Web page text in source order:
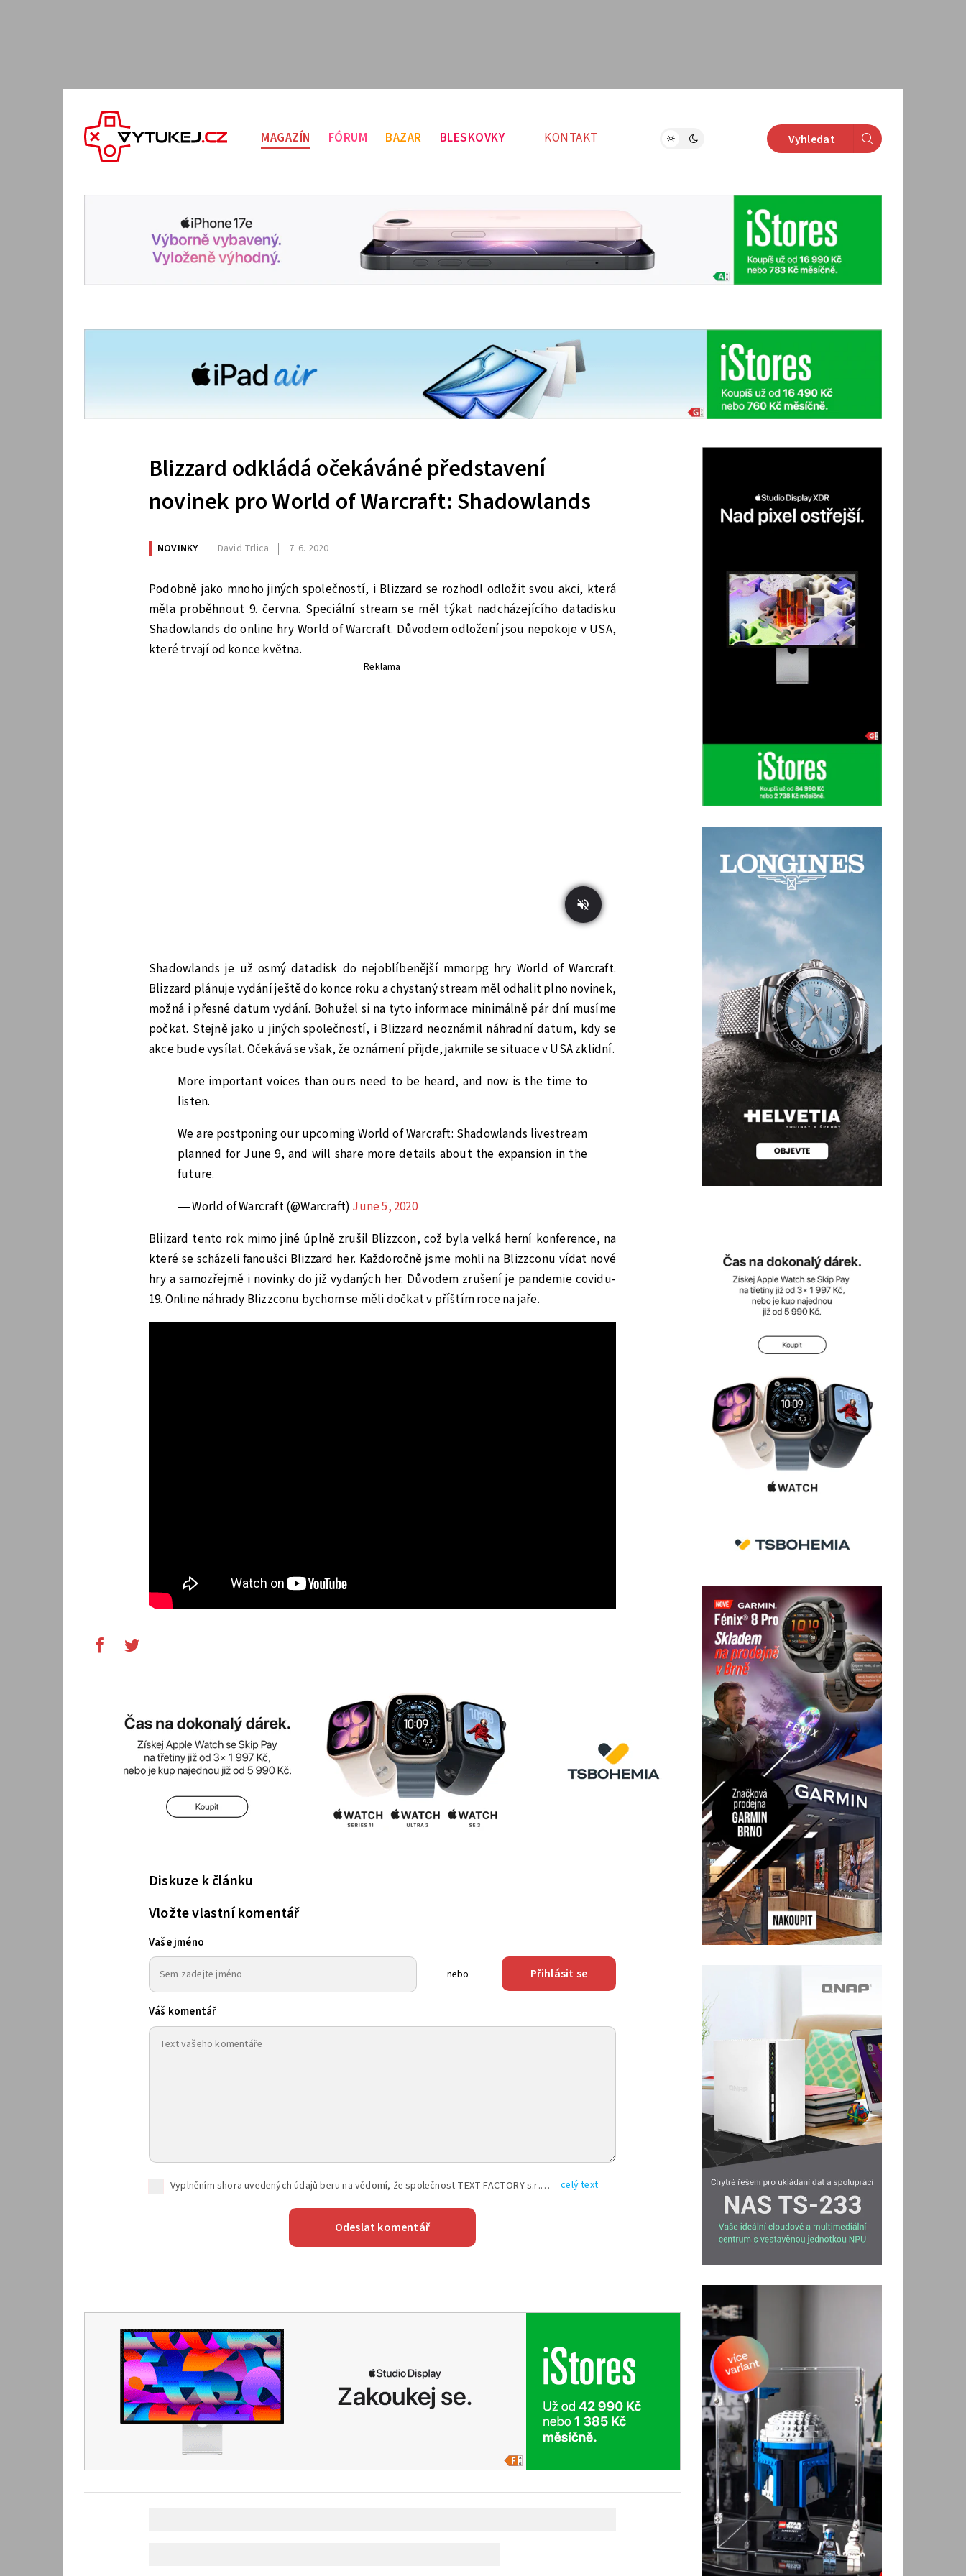
MAGAZÍN FÓRUM BAZAR BLESKOVKY KONTAKT Vyhledat
Blizzard odkládá očekáváné představení
novinek pro World of Warcraft: Shadowlands
NOVINKY David Trlica 7. 6. 2020
Podobně jako mnoho jiných společností, i Blizzard se rozhodl odložit svou akci, která
měla proběhnout 9. června. Speciální stream se měl týkat nadcházejícího datadisku
Shadowlands do online hry World of Warcraft. Důvodem odložení jsou nepokoje v USA,
které trvají od konce května.
Reklama
Shadowlands je už osmý datadisk do nejoblíbenější mmorpg hry World of Warcraft.
Blizzard plánuje vydání ještě do konce roku a chystaný stream měl odhalit plno novinek,
možná i přesné datum vydání. Bohužel si na tyto informace minimálně pár dní musíme
počkat. Stejně jako u jiných společností, i Blizzard neoznámil náhradní datum, kdy se
akce bude vysílat. Očekává se však, že oznámení přijde, jakmile se situace v USA zklidní.
More important voices than ours need to be heard, and now is the time to
listen.
We are postponing our upcoming World of Warcraft: Shadowlands livestream
planned for June 9, and will share more details about the expansion in the
future.
— World of Warcraft (@Warcraft) June 5, 2020
Bliizard tento rok mimo jiné úplně zrušil Blizzcon, což byla velká herní konference, na
které se scházeli fanoušci Blizzard her. Každoročně jsme mohli na Blizzconu vídat nové
hry a samozřejmě i novinky do již vydaných her. Důvodem zrušení je pandemie covidu-
19. Online náhrady Blizzconu bychom se měli dočkat v příštím roce na jaře.
Diskuze k článku
Vložte vlastní komentář
Vaše jméno
nebo Přihlásit se
Váš komentář
Vyplněním shora uvedených údajů beru na vědomí, že společnost TEXT FACTORY s.r.o., sídlem Brno, Durďákova 336/29, Černá Pole, PSČ: 613 00, IČ: 06157831, zapsané u Krajského soudu v Brně, oddíl C, vložka 100399, bude zpracovávat mé osobní údaje uvedené v rámci mnou vyplněného registračního formuláře na základě oprávněných zájmů TEXT FACTORY s.r.o. dle čl. 6 odst. 1 písm. f) GDPR a pro splnění právních povinností (čl. 6 odst. 1 písm. c) GDPR), a to pro tyto účely: nezbytnost zajistit oprávnění návštěvníka webových stránek provozovaných společností TEXT FACTORY s.r.o. přispívat aktivně ke zveřejněným článkům nebo v rámci diskusních fór a výkon práv TEXT FACTORY s.r.o. jako administrátora těchto diskusních fór. Více informací o zpracování osobních údajů a právech lze nalézt v celý text